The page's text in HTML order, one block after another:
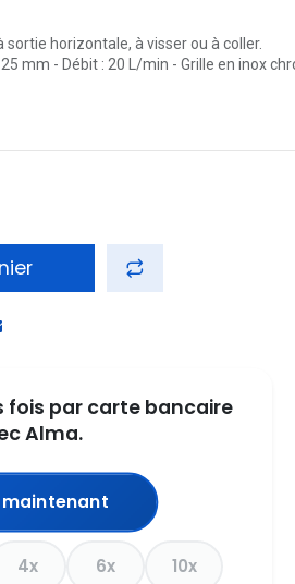
horizontale, à visser ou à coller.
mm - Débit : 20 L/min - Grille en inox
fois par carte bancaire
Alma.
maintenant
4x 6x 10x